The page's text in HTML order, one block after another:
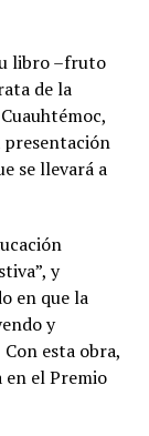
libro –fruto
de la
presentación
se llevará a
y
en que la
y
esta obra,
el Premio